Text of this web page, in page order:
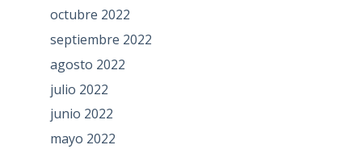
octubre 2022
septiembre 2022
agosto 2022
julio 2022
junio 2022
mayo 2022